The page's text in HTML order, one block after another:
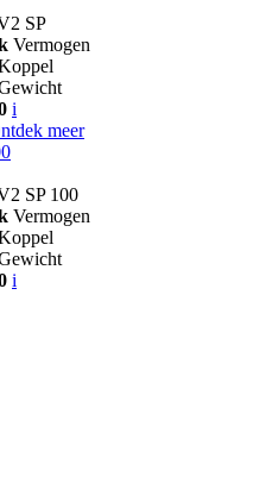
SP
Vermogen
i
meer
SP 100
Vermogen
i